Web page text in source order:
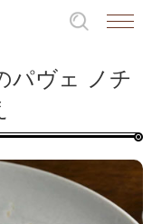
パヴェ ノチ